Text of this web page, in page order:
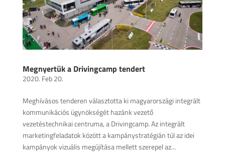
Megnyertük a Drivingcamp tendert
2020. Feb 20.
Meghívásos tenderen választotta ki magyarországi integrált
kommunikációs ügynökségét hazánk vezető
vezetéstechnikai centruma, a Drivingcamp. Az integrált
marketingfeladatok között a kampánystratégián túl az idei
kampányok vizuális megújítása mellett szerepel az...